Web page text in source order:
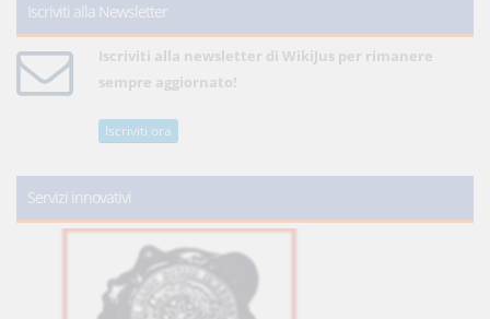
Iscriviti alla Newsletter
Iscriviti alla newsletter di WikiJus per rimanere
sempre aggiornato!
Iscriviti ora
Servizi innovativi